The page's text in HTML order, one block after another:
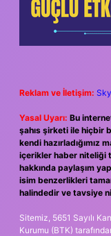
Reklam ve İletişim:
Yasal Uyarı: Bu
şahıs şirketi ile hiçbir
kendi hazırladığımız
içerikler haber niteliği
hakkında paylaşım
isim benzerlikleri
halindedir ve tavsiye
Sitemiz, 5651 Sayılı
Kurumu (BTK)